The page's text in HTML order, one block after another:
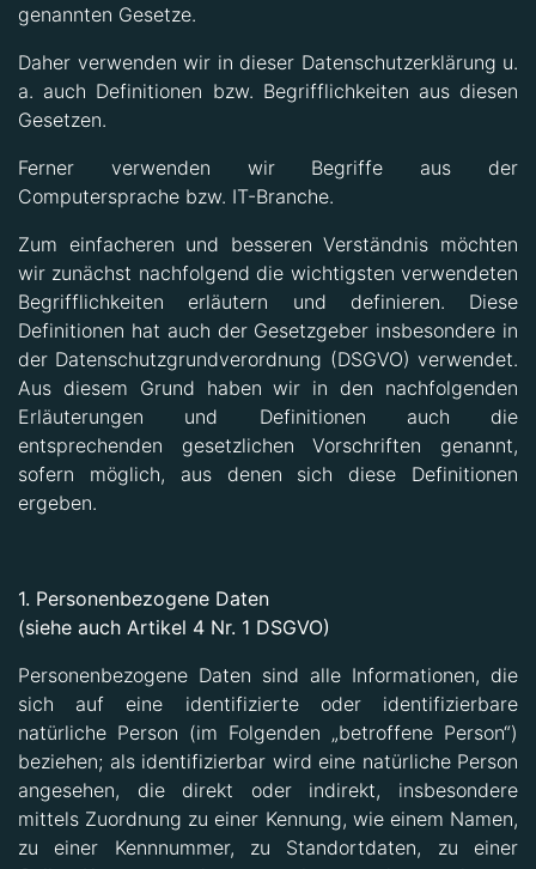
genannten Gesetze.
Daher verwenden wir in dieser Datenschutzerklärung u.
a. auch Definitionen bzw. Begrifflichkeiten aus diesen
Gesetzen.
Ferner verwenden wir Begriffe aus der
Computersprache bzw. IT-Branche.
Zum einfacheren und besseren Verständnis möchten
wir zunächst nachfolgend die wichtigsten verwendeten
Begrifflichkeiten erläutern und definieren. Diese
Definitionen hat auch der Gesetzgeber insbesondere in
der Datenschutzgrundverordnung (DSGVO) verwendet.
Aus diesem Grund haben wir in den nachfolgenden
Erläuterungen und Definitionen auch die
entsprechenden gesetzlichen Vorschriften genannt,
sofern möglich, aus denen sich diese Definitionen
ergeben.
1. Personenbezogene Daten
(siehe auch Artikel 4 Nr. 1 DSGVO)
Personenbezogene Daten sind alle Informationen, die
sich auf eine identifizierte oder identifizierbare
natürliche Person (im Folgenden „betroffene Person“)
beziehen; als identifizierbar wird eine natürliche Person
angesehen, die direkt oder indirekt, insbesondere
mittels Zuordnung zu einer Kennung, wie einem Namen,
zu einer Kennnummer, zu Standortdaten, zu einer